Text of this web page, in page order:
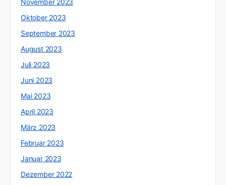
November 2023
Oktober 2023
September 2023
August 2023
Juli 2023
Juni 2023
Mai 2023
April 2023
März 2023
Februar 2023
Januar 2023
Dezember 2022